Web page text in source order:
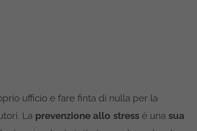
ufficio e fare finta di nulla per la
La prevenzione allo stress è una sua